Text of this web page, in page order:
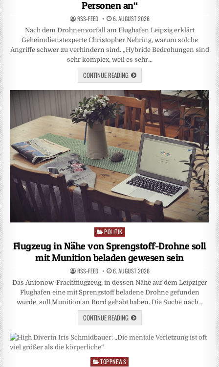
Personen an“
RSS-FEED 6. AUGUST 2026
Nach dem Drohnenvorfall am Flughafen Leipzig erklärt
Geheimdienstexperte Christopher Nehring, warum solche
Angriffe schwer zu verhindern sind. „Hybride Bedrohungen sind
sehr komplex, weil es sehr…
CONTINUE READING
Posted
POLITIK
Flugzeug in Nähe von Sprengstoff-Drohne soll
mit Munition beladen gewesen sein
RSS-FEED 6. AUGUST 2026
Das Antonow-Frachtflugzeug, in dessen Nähe auf dem Leipziger
Flughafen eine mit Sprengstoff beladene Drohne gefunden
wurde, soll Munition an Bord gehabt haben. Die Suche nach…
CONTINUE READING
Posted
TOPPNEWS